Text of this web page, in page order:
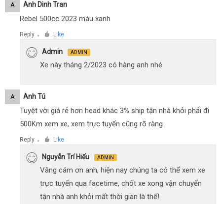
A Anh Dinh Tran
Rebel 500cc 2023 màu xanh
Reply ● Like
Admin ADMIN
Xe này tháng 2/2023 có hàng anh nhé
A Anh Tú
Tuyệt vời giá rẻ hơn head khác 3% ship tận nhà khỏi phải đi
500Km xem xe, xem trực tuyến cũng rõ ràng
Reply ● Like
Nguyễn Trí Hiếu ADMIN
Vâng cám ơn anh, hiện nay chúng ta có thể xem xe
trực tuyến qua facetime, chốt xe xong vận chuyển
tận nhà anh khỏi mất thời gian là thế!